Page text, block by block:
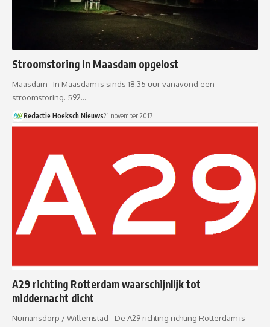
Stroomstoring in Maasdam opgelost
Maasdam - In Maasdam is sinds 18.35 uur vanavond een
stroomstoring. 592…
Redactie Hoeksch Nieuws21 november 2017
A29 richting Rotterdam waarschijnlijk tot
middernacht dicht
Numansdorp / Willemstad - De A29 richting richting Rotterdam is